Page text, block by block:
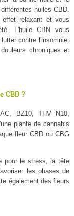
huiles CBD.
relaxant et vous
L'huile CBN vous
contre l'insomnie.
chroniques et
CBD ?
BZ10, THV N10,
plante de cannabis
fleur CBD ou CBG
pour le stress, la tête
les phases de
également des fleurs